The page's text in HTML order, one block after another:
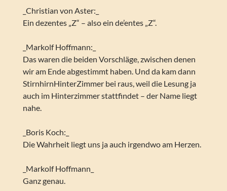
_Christian von Aster:_
Ein dezentes „Z“ – also ein de’entes „Z“.
_Markolf Hoffmann:_
Das waren die beiden Vorschläge, zwischen denen
wir am Ende abgestimmt haben. Und da kam dann
StirnhirnHinterZimmer bei raus, weil die Lesung ja
auch im Hinterzimmer stattfindet – der Name liegt
nahe.
_Boris Koch:_
Die Wahrheit liegt uns ja auch irgendwo am Herzen.
_Markolf Hoffmann_
Ganz genau.